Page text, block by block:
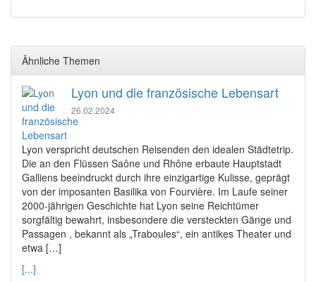
Ähnliche Themen
Lyon und die französische Lebensart
26.02.2024
Lyon verspricht deutschen Reisenden den idealen Städtetrip.
Die an den Flüssen Saône und Rhône erbaute Hauptstadt
Galliens beeindruckt durch ihre einzigartige Kulisse, geprägt
von der imposanten Basilika von Fourvière. Im Laufe seiner
2000-jährigen Geschichte hat Lyon seine Reichtümer
sorgfältig bewahrt, insbesondere die versteckten Gänge und
Passagen , bekannt als „Traboules“, ein antikes Theater und
etwa […]
[...]